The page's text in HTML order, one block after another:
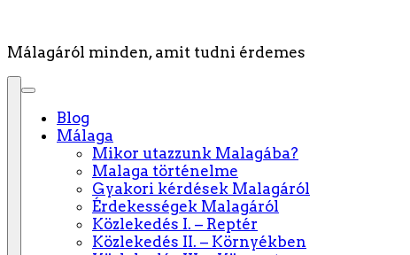
Málagáról minden, amit tudni érdemes
Blog
Málaga
Mikor utazzunk Malagába?
Malaga történelme
Gyakori kérdések Malagáról
Érdekességek Malagáról
Közlekedés I. – Reptér
Közlekedés II. – Környékben